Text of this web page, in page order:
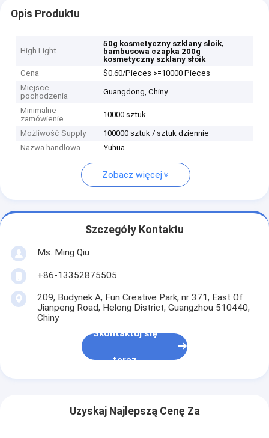
Opis Produktu
High Light
50g kosmetyczny szklany słoik,
bambusowa czapka 200g
kosmetyczny szklany słoik
Cena
$0.60/Pieces >=10000 Pieces
Miejsce
pochodzenia
Guangdong, Chiny
Minimalne
zamówienie
10000 sztuk
Możliwość Supply
100000 sztuk / sztuk dziennie
Nazwa handlowa
Yuhua
Zobacz więcej
Szczegóły Kontaktu
Ms. Ming Qiu
+86-13352875505
209, Budynek A, Fun Creative Park, nr 371, East Of
Jianpeng Road, Helong District, Guangzhou 510440,
Chiny
Skontaktuj się
teraz
Uzyskaj Najlepszą Cenę Za